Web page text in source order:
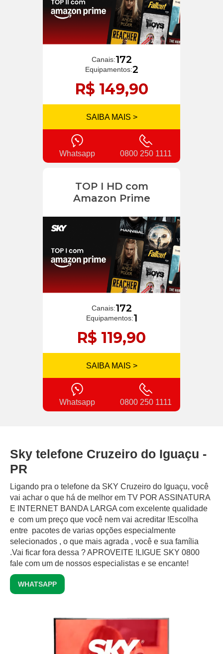
Canais:172
Equipamentos:2
R$ 149,90
SAIBA MAIS >
Whatsapp 0800 250 1111
TOP I HD com
Amazon Prime
Canais:172
Equipamentos:1
R$ 119,90
SAIBA MAIS >
Whatsapp 0800 250 1111
Sky telefone Cruzeiro do Iguaçu -
PR
Ligando pra o telefone da SKY Cruzeiro do Iguaçu, você
vai achar o que há de melhor em TV POR ASSINATURA
E INTERNET BANDA LARGA com excelente qualidade
e com um preço que você nem vai acreditar !Escolha
entre pacotes de varias opções especialmente
selecionados , o que mais agrada , você e sua família
.Vai ficar fora dessa ? APROVEITE !LIGUE SKY 0800
fale com um de nossos especialistas e se encante!
WHATSAPP